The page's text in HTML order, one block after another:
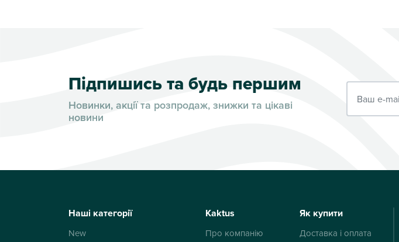
Підпишись та будь першим
Новинки, акції та розпродаж, знижки та цікаві
новини
Наші категорії
New
Kaktus
Про компанію
Як купити
Доставка і оплата